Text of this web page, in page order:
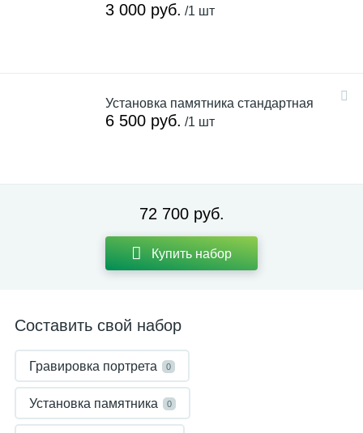
3 000 руб. /1 шт
Установка памятника стандартная
6 500 руб. /1 шт
72 700 руб.
Купить набор
Составить свой набор
Гравировка портрета 0
Установка памятника 0